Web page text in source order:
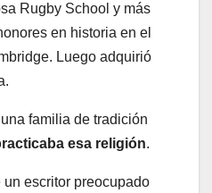
Rugby School y más
en historia en el
Luego adquirió
familia de tradición
esa religión.
escritor preocupado